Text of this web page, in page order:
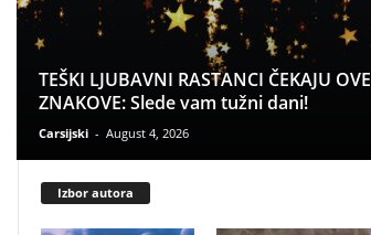
TEŠKI LJUBAVNI RASTANCI ČEKAJU OVE
ZNAKOVE: Slede vam tužni dani!
Carsijski - August 4, 2026
Izbor autora